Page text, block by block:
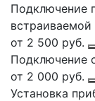
Подключение
встраиваемой
от 2 500 руб.
Подключение
от 2 000 руб.
Установка